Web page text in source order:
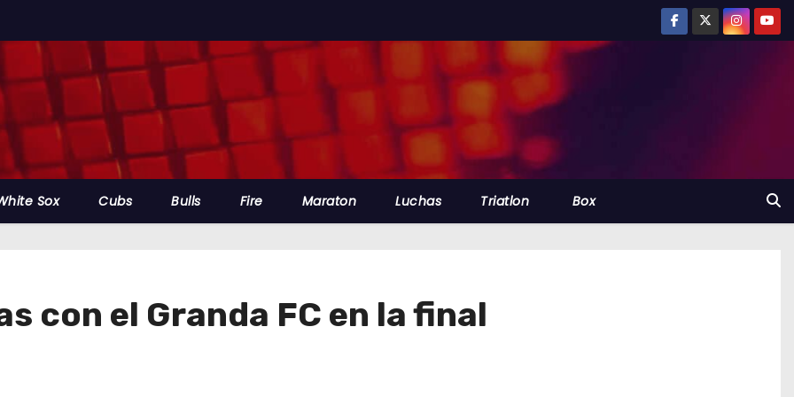
Sox Cubs Bulls Fire Maraton Luchas Triatlon Box
con el Granda FC en la final